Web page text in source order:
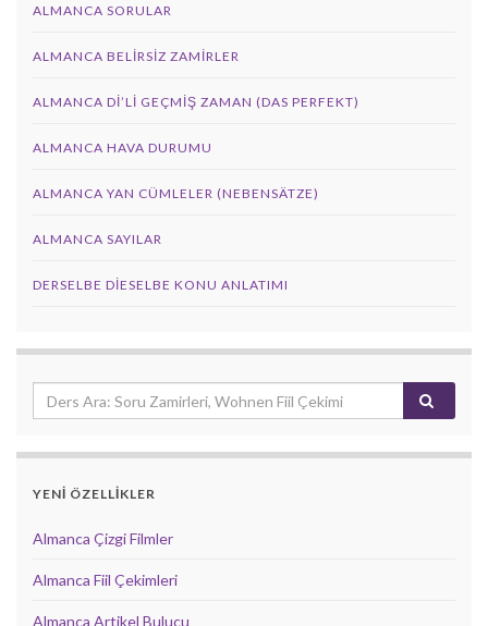
ALMANCA SORULAR
ALMANCA BELIRSIZ ZAMIRLER
ALMANCA DI’LI GEÇMIŞ ZAMAN (DAS PERFEKT)
ALMANCA HAVA DURUMU
ALMANCA YAN CÜMLELER (NEBENSÄTZE)
ALMANCA SAYILAR
DERSELBE DIESELBE KONU ANLATIMI
YENİ ÖZELLİKLER
Almanca Çizgi Filmler
Almanca Fiil Çekimleri
Almanca Artikel Bulucu